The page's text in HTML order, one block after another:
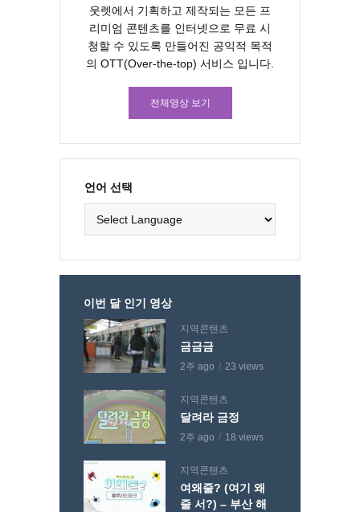
웃렛에서 기획하고 제작되는 모든 프
리미엄 콘텐츠를 인터넷으로 무료 시
청할 수 있도록 만들어진 공익적 목적
의 OTT(Over-the-top) 서비스 입니다.
전체영상 보기
언어 선택
이번 달 인기 영상
지역콘텐츠
금금금
2주 ago 23 views
지역콘텐츠
달려라 금정
2주 ago 18 views
지역콘텐츠
여왜줄? (여기 왜
줄 서?) – 부산 해